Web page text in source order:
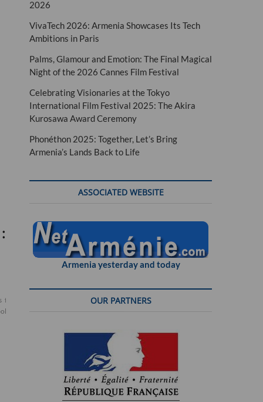
fête
2026
VivaTech 2026: Armenia Showcases Its Tech
Ambitions in Paris
Palms, Glamour and Emotion: The Final Magical
Night of the 2026 Cannes Film Festival
Celebrating Visionaries at the Tokyo
International Film Festival 2025: The Akira
Kurosawa Award Ceremony
Phonéthon 2025: Together, Let’s Bring
Armenia’s Lands Back to Life
ASSOCIATED WEBSITE
Armenia yesterday and today
OUR PARTNERS